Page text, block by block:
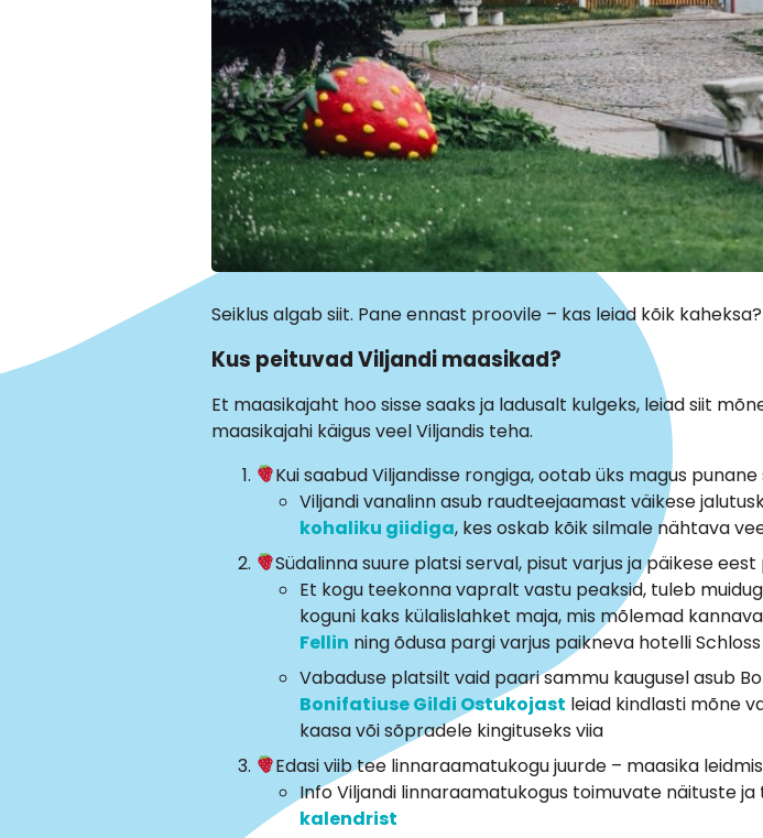
Seiklus algab siit. Pane ennast proovile – kas leiad kõik kaheksa?
Kus peituvad Viljandi maasikad?
Et maasikajaht hoo sisse saaks ja ladusalt kulgeks, leiad siit
maasikajahi käigus veel Viljandis teha.
Kui saabud Viljandisse rongiga, ootab üks magus
Viljandi vanalinn asub raudteejaamast väikese
kohaliku giidiga, kes oskab kõik silmale nähtava
Südalinna suure platsi serval, pisut varjus ja päikese
Et kogu teekonna vapralt vastu peaksid, tuleb
koguni kaks külalislahket maja, mis mõlemad
Fellin ning õdusa pargi varjus paikneva hotelli
Vabaduse platsilt vaid paari sammu kaugusel asub
Bonifatiuse Gildi Ostukojast leiad kindlasti mõne
kaasa või sõpradele kingituseks viia
Edasi viib tee linnaraamatukogu juurde – maasika
Info Viljandi linnaraamatukogus toimuvate näituste
kalendrist